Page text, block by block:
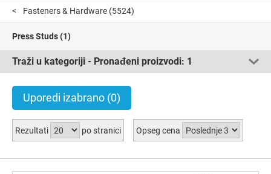
Fasteners & Hardware (5524)
Press Studs(1)
Traži u kategoriji - Pronađeni proizvodi: 1
Uporedi izabrano (0)
Rezultati po stranici Opseg cena